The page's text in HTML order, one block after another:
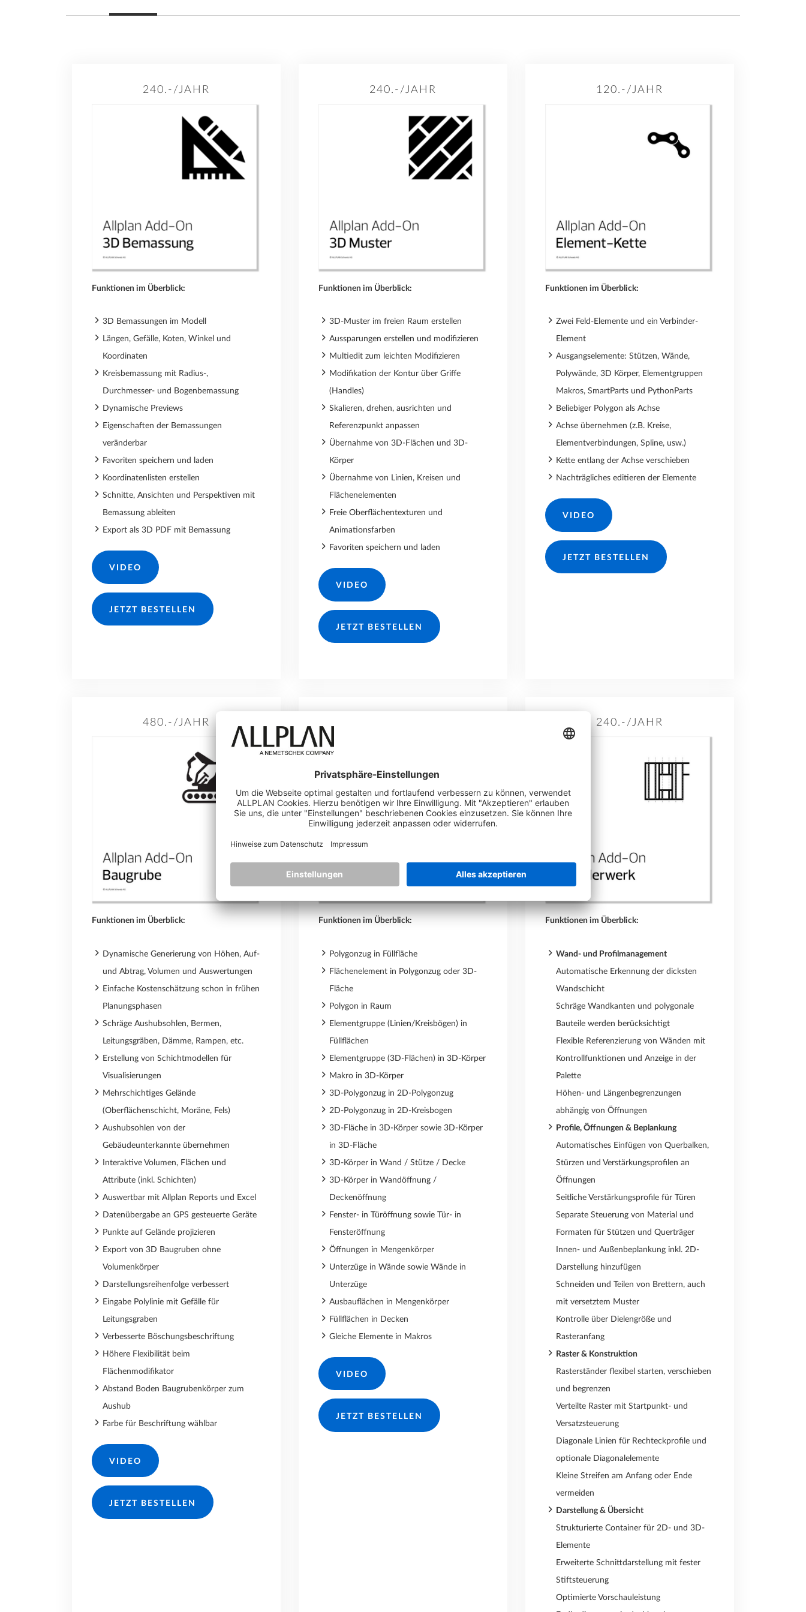
240.-/JAHR
Funktionen im Überblick:
3D Bemassungen im Modell
Längen, Gefälle, Koten, Winkel und
Koordinaten
Kreisbemassung mit Radius-,
Durchmesser- und Bogenbemassung
Dynamische Previews
Eigenschaften der Bemassungen
veränderbar
Favoriten speichern und laden
Koordinatenlisten erstellen
Schnitte, Ansichten und Perspektiven mit
Bemassung ableiten
Export als 3D PDF mit Bemassung
VIDEO
JETZT BESTELLEN
240.-/JAHR
Funktionen im Überblick:
3D-Muster im freien Raum erstellen
Aussparungen erstellen und modifizieren
Multiedit zum leichten Modifizieren
Modifikation der Kontur über Griffe
(Handles)
Skalieren, drehen, ausrichten und
Referenzpunkt anpassen
Übernahme von 3D-Flächen und 3D-
Körper
Übernahme von Linien, Kreisen und
Flächenelementen
Freie Oberflächentexturen und
Animationsfarben
Favoriten speichern und laden
VIDEO
JETZT BESTELLEN
120.-/JAHR
Funktionen im Überblick:
Zwei Feld-Elemente und ein Verbinder-
Element
Ausgangselemente: Stützen, Wände,
Polywände, 3D Körper, Elementgruppen
Makros, SmartParts und PythonParts
Beliebiger Polygon als Achse
Achse übernehmen (z.B. Kreise,
Elementverbindungen, Spline, usw.)
Kette entlang der Achse verschieben
Nachträgliches editieren der Elemente
VIDEO
JETZT BESTELLEN
480.-/JAHR
Funktionen im Überblick:
Dynamische Generierung von Höhen, Auf-
und Abtrag, Volumen und Auswertungen
Einfache Kostenschätzung schon in frühen
Planungsphasen
Schräge Aushubsohlen, Bermen,
Leitungsgräben, Dämme, Rampen, etc.
Erstellung von Schichtmodellen für
Visualisierungen
Mehrschichtiges Gelände
(Oberflächenschicht, Moräne, Fels)
Aushubsohlen von der
Gebäudeunterkannte übernehmen
Interaktive Volumen, Flächen und
Attribute (inkl. Schichten)
Auswertbar mit Allplan Reports und Excel
Datenübergabe an GPS gesteuerte Geräte
Punkte auf Gelände projizieren
Export von 3D Baugruben ohne
Volumenkörper
Darstellungsreihenfolge verbessert
Eingabe Polylinie mit Gefälle für
Leitungsgraben
Verbesserte Böschungsbeschriftung
Höhere Flexibilität beim
Flächenmodifikator
Abstand Boden Baugrubenkörper zum
Aushub
Farbe für Beschriftung wählbar
VIDEO
JETZT BESTELLEN
Funktionen im Überblick:
Polygonzug in Füllfläche
Flächenelement in Polygonzug oder 3D-
Fläche
Polygon in Raum
Elementgruppe (Linien/Kreisbögen) in
Füllflächen
Elementgruppe (3D-Flächen) in 3D-Körper
Makro in 3D-Körper
3D-Polygonzug in 2D-Polygonzug
2D-Polygonzug in 2D-Kreisbogen
3D-Fläche in 3D-Körper sowie 3D-Körper
in 3D-Fläche
3D-Körper in Wand / Stütze / Decke
3D-Körper in Wandöffnung /
Deckenöffnung
Fenster- in Türöffnung sowie Tür- in
Fensteröffnung
Öffnungen in Mengenkörper
Unterzüge in Wände sowie Wände in
Unterzüge
Ausbauflächen in Mengenkörper
Füllflächen in Decken
Gleiche Elemente in Makros
VIDEO
JETZT BESTELLEN
240.-/JAHR
Funktionen im Überblick:
Wand- und Profilmanagement
Automatische Erkennung der dicksten
Wandschicht
Schräge Wandkanten und polygonale
Bauteile werden berücksichtigt
Flexible Referenzierung von Wänden mit
Kontrollfunktionen und Anzeige in der
Palette
Höhen- und Längenbegrenzungen
abhängig von Öffnungen
Profile, Öffnungen & Beplankung
Automatisches Einfügen von Querbalken,
Stürzen und Verstärkungsprofilen an
Öffnungen
Seitliche Verstärkungsprofile für Türen
Separate Steuerung von Material und
Formaten für Stützen und Querträger
Innen- und Außenbeplankung inkl. 2D-
Darstellung hinzufügen
Schneiden und Teilen von Brettern, auch
mit versetztem Muster
Kontrolle über Dielengröße und
Rasteranfang
Raster & Konstruktion
Rasterständer flexibel starten, verschieben
und begrenzen
Verteilte Raster mit Startpunkt- und
Versatzsteuerung
Diagonale Linien für Rechteckprofile und
optionale Diagonalelemente
Kleine Streifen am Anfang oder Ende
vermeiden
Darstellung & Übersicht
Strukturierte Container für 2D- und 3D-
Elemente
Erweiterte Schnittdarstellung mit fester
Stiftsteuerung
Optimierte Vorschauleistung